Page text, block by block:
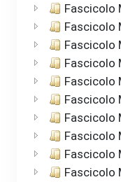
Fascicolo
Fascicolo
Fascicolo
Fascicolo
Fascicolo
Fascicolo
Fascicolo
Fascicolo
Fascicolo
Fascicolo